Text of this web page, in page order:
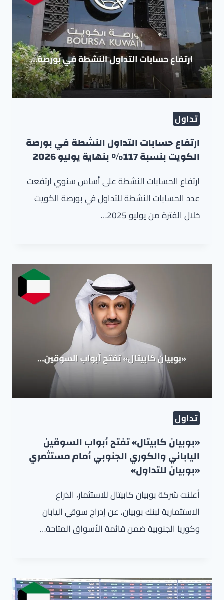
تداول
ارتفاع حسابات التداول النشطة في بورصة
الكويت بنسبة 117% بنهاية يوليو 2026
ارتفاع الحسابات النشطة على أساس سنوي ارتفعت
عدد الحسابات النشطة للتداول في بورصة الكويت
خلال الفترة من يوليو 2025…
تداول
«بوبيان كابيتال» تفتح أبواب السوقين
الياباني والكوري الجنوبي أمام مستثمري
«بوبيان للتداول»
أعلنت شركة بوبيان كابيتال للاستثمار، الذراع
الاستثمارية لبنك بوبيان، عن إدراج سوقي اليابان
وكوريا الجنوبية ضمن قائمة الأسواق المتاحة…